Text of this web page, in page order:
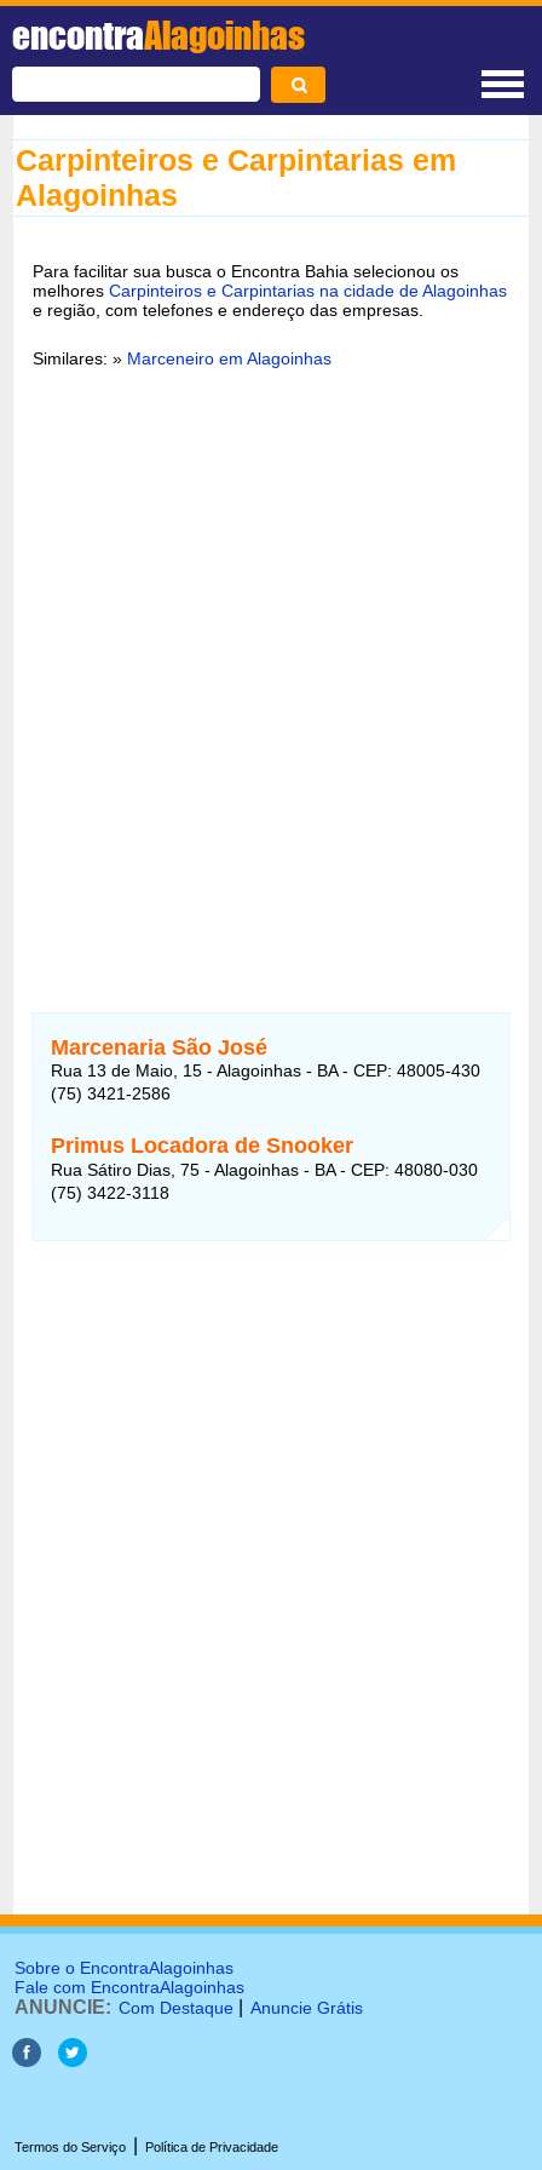
encontraAlagoinhas
Carpinteiros e Carpintarias em
Alagoinhas
Para facilitar sua busca o Encontra Bahia selecionou os
melhoresCarpinteiros e Carpintarias na cidade de Alagoinhas
e região, com telefones e endereço das empresas.
Similares: » Marceneiro em Alagoinhas
Marcenaria São José
Rua 13 de Maio, 15 - Alagoinhas - BA - CEP: 48005-430
(75) 3421-2586
Primus Locadora de Snooker
Rua Sátiro Dias, 75 - Alagoinhas - BA - CEP: 48080-030
(75) 3422-3118
Sobre o EncontraAlagoinhas
Fale com EncontraAlagoinhas
ANUNCIE: Com Destaque Anuncie Grátis
Termos do Serviço Política de Privacidade